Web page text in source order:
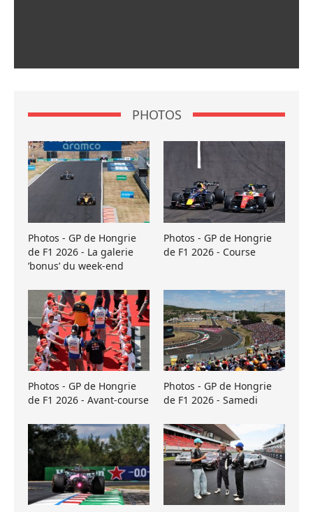
PHOTOS
Photos - GP de Hongrie
de F1 2026 - La galerie
’bonus’ du week-end
Photos - GP de Hongrie
de F1 2026 - Course
Photos - GP de Hongrie
de F1 2026 - Avant-course
Photos - GP de Hongrie
de F1 2026 - Samedi